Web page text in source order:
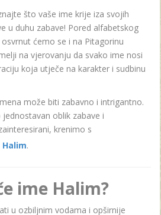
što vaše ime krije iza svojih
u duhu zabave! Pored alfabetskog
ćemo se i na Pitagorinu
na vjerovanju da svako ime nosi
koja utječe na karakter i sudbinu
može biti zabavno i intrigantno.
oblik zabave i
krenimo s
.
ime Halim?
u ozbiljnim vodama i opširnije